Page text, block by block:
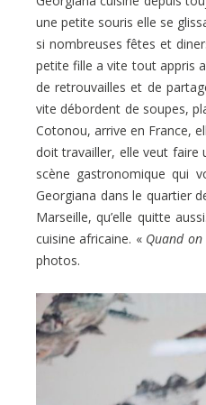
une petite souris elle se
si nombreuses fêtes et
petite fille a vite tout appris
de retrouvailles et de
vite débordent de soupes,
Cotonou, arrive en France,
doit travailler, elle veut faire
scène gastronomique qui
Georgiana dans le quartier
Marseille, qu’elle quitte
cuisine africaine. « Quand
photos.